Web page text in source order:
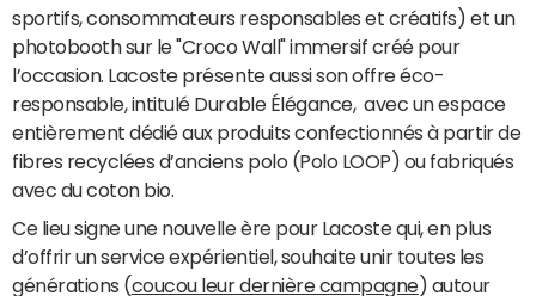
sportifs, consommateurs responsables et créatifs) et un
photobooth sur le "Croco Wall" immersif créé pour
l’occasion. Lacoste présente aussi son offre éco-
responsable, intitulé Durable Élégance, avec un espace
entièrement dédié aux produits confectionnés à partir de
fibres recyclées d’anciens polo (Polo LOOP) ou fabriqués
avec du coton bio.
Ce lieu signe une nouvelle ère pour Lacoste qui, en plus
d’offrir un service expérientiel, souhaite unir toutes les
générations (coucou leur dernière campagne) autour